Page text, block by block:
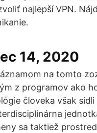
najlepší VPN.
14, 2020
na tomto
z programov ako
človeka však sídli
sa taktiež